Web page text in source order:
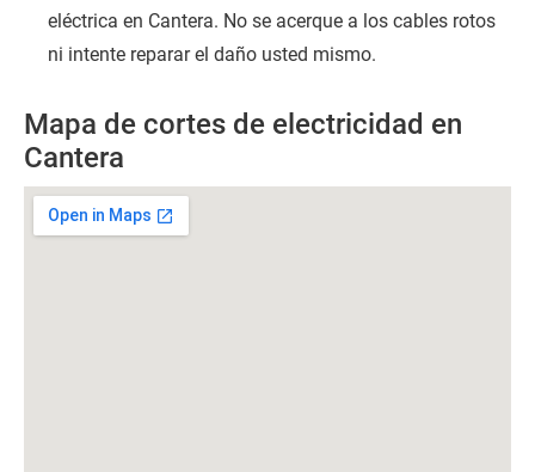
eléctrica en Cantera. No se acerque a los cables rotos
ni intente reparar el daño usted mismo.
Mapa de cortes de electricidad en
Cantera